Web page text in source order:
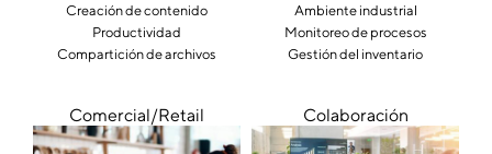
Creación de contenido
Productividad
Compartición de archivos
Ambiente industrial
Monitoreo de procesos
Gestión del inventario
Comercial/Retail Colaboración